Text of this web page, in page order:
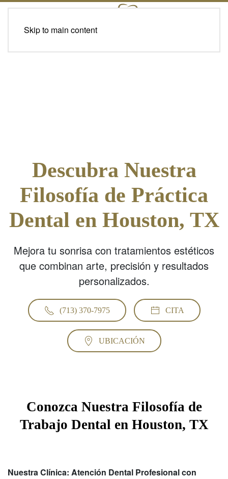
Skip to main content
Descubra Nuestra
Filosofía de Práctica
Dental en Houston, TX
Mejora tu sonrisa con tratamientos estéticos
que combinan arte, precisión y resultados
personalizados.
(713) 370-7975 CITA
UBICACIÓN
Conozca Nuestra Filosofía de
Trabajo Dental en Houston, TX
Nuestra Clínica: Atención Dental Profesional con